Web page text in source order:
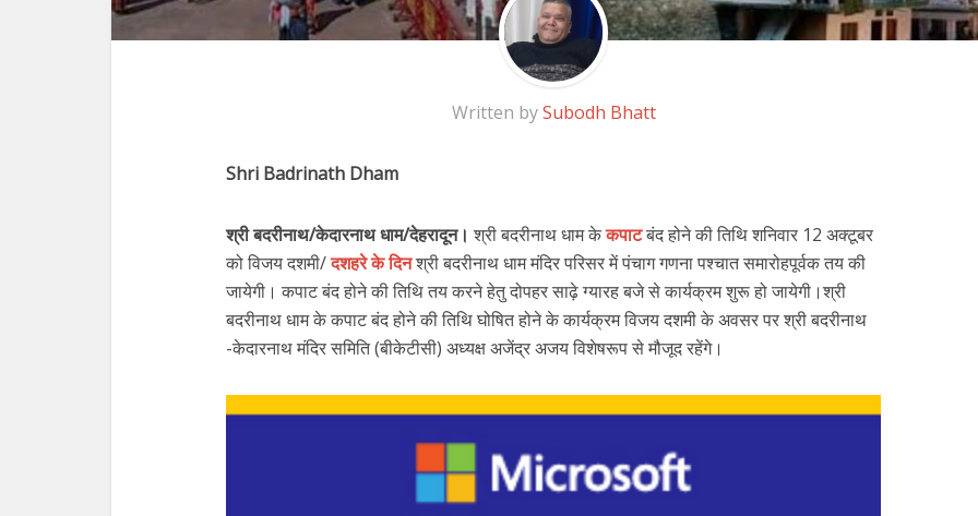
Written bySubodh Bhatt
Shri Badrinath Dham
श्री बदरीनाथ/केदारनाथ धाम/देहरादून। श्री बदरीनाथ धाम केकपाटबंद होने की तिथि शनिवार 12 अक्टूबर
को विजय दशमी/दशहरे के दिनश्री बदरीनाथ धाम मंदिर परिसर में पंचाग गणना पश्चात समारोहपूर्वक तय की
जायेगी। कपाट बंद होने की तिथि तय करने हेतु दोपहर साढ़े ग्यारह बजे से कार्यक्रम शुरू हो जायेगी।श्री
बदरीनाथ धाम के कपाट बंद होने की तिथि घोषित होने के कार्यक्रम विजय दशमी के अवसर पर श्री बदरीनाथ
-केदारनाथ मंदिर समिति (बीकेटीसी) अध्यक्ष अजेंद्र अजय विशेषरूप से मौजूद रहेंगे।